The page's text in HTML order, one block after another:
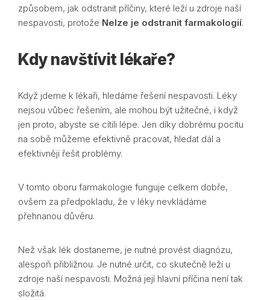
způsobem, jak odstranit příčiny, které leží u zdroje naší
nespavosti, protože Nelze je odstranit farmakologií.
Kdy navštívit lékaře?
Když jdeme k lékaři, hledáme řešení nespavosti. Léky
nejsou vůbec řešením, ale mohou být užitečné, i když
jen proto, abyste se cítili lépe. Jen díky dobrému pocitu
na sobě můžeme efektivně pracovat, hledat dál a
efektivněji řešit problémy.
V tomto oboru farmakologie funguje celkem dobře,
ovšem za předpokladu, že v léky nevkládáme
přehnanou důvěru.
Než však lék dostaneme, je nutné provést diagnózu,
alespoň přibližnou. Je nutné určit, co skutečně leží u
zdroje naší nespavosti. Možná její hlavní příčina není tak
složitá.